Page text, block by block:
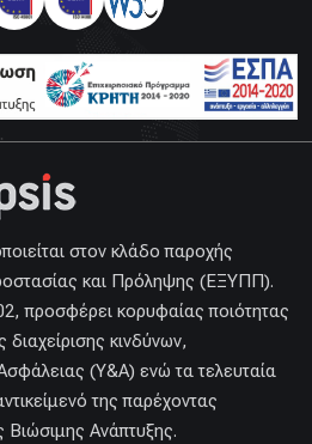
στον κλάδο παροχής
και Πρόληψης (ΕΞΥΠΠ).
προσφέρει κορυφαίας ποιότητας
κινδύνων,
(Υ&Α) ενώ τα τελευταία
της παρέχοντας
Ανάπτυξης.